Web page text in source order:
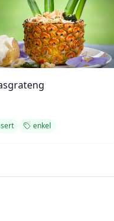
enkel